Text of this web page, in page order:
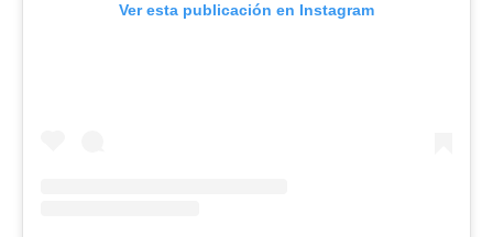
Ver esta publicación en Instagram